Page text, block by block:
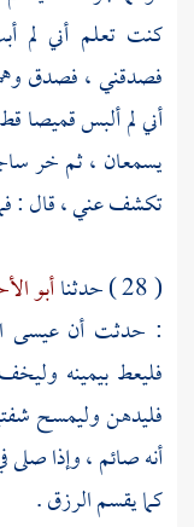
كنت تعلم أني لم
فصدقني ، فصدق
أني لم ألبس قميصا
يسمعان ، ثم خر
تكشف عني ، قال :
( 28 ) حدثنا
أبو
: حدثت أنعيسى
فليعط بيمينه
فليدهن وليمسح
أنه صائم ، وإذا صلى
كما يقسم الرزق .